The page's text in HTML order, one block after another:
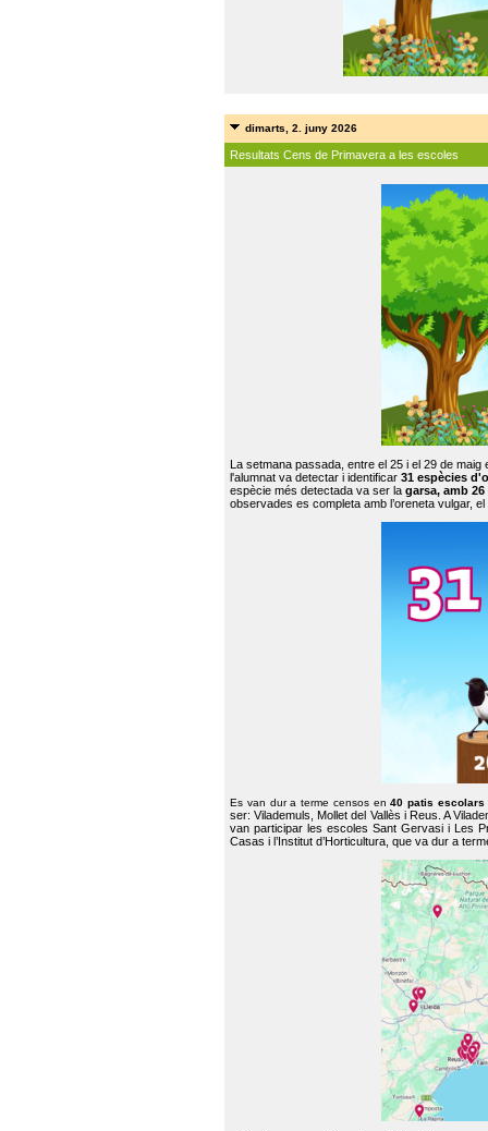
dimarts, 2. juny 2026
Resultats Cens de Primavera a les escoles
La setmana passada, entre el 25 i el 29 de
l'alumnat va detectar i identificar 31 espècies
espècie més detectada va ser la garsa, amb
observades es completa amb l’oreneta vulgar,
Es van dur a terme censos en40 patis escolars
ser: Vilademuls, Mollet del Vallès i Reus. A
van participar les escoles Sant Gervasi i Les
Casas i l’Institut d’Horticultura, que va dur a